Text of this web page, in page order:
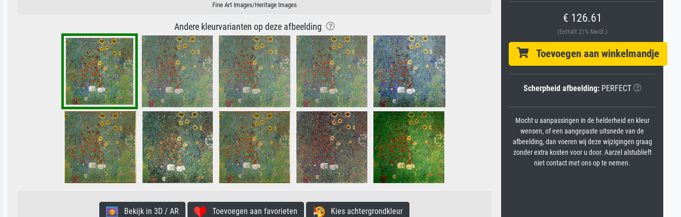
Fine Art Images/Heritage Images
Andere kleurvarianten op deze afbeelding
Bekijk in 3D / AR Toevoegen aan favorieten Kies achtergrondkleur
€ 126.61
(Enthält 21% MwSt.)
Toevoegen aan winkelmandje
Scherpheid afbeelding:PERFECT
Mocht u aanpassingen in de helderheid en kleur
wensen, of een aangepaste uitsnede van de
afbeelding, dan voeren wij deze wijzigingen graag
zonder extra kosten voor u door. Aarzel alstublieft
niet contact met ons op te nemen.